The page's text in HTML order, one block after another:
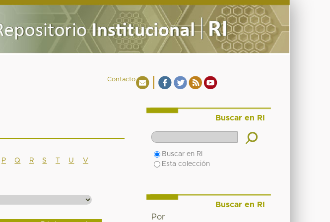
Contacto
P Q R S T U
V
Buscar en RI
Buscar en RI
Esta colección
Buscar en RI
Por